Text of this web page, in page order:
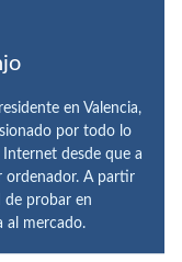
en Valencia,
por todo lo
desde que a
ordenador. A partir
de probar en
al mercado.